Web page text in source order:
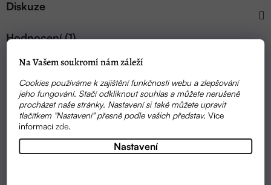
Na Vašem soukromí nám záleží
Cookies používáme k zajištění funkčnosti webu a zlepšování
jeho fungování. Stačí odkliknout souhlas a můžete nerušeně
procházet naše stránky. Nastavení si také můžete upravit
tlačítkem "Nastavení" přesně podle vašich představ.Více
informacízde.
Nastavení
Diskuze
Hodnocení (1)
Instagram